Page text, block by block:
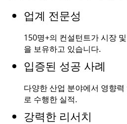
업계 전문성
150명+의 컨설턴트가 시장
을 보유하고 있습니다.
입증된 성공 사례
다양한 산업 분야에서 영향
로 수행한 실적.
강력한 리서치